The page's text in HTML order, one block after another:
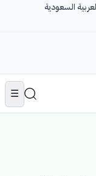
السعودية
☰